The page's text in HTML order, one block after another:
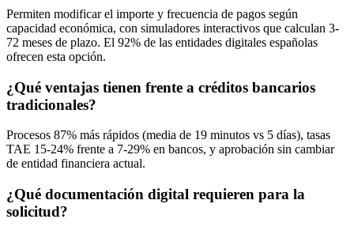
Permiten modificar el importe y frecuencia de pagos según
capacidad económica, con simuladores interactivos que calculan 3-
72 meses de plazo. El 92% de las entidades digitales españolas
ofrecen esta opción.
¿Qué ventajas tienen frente a créditos bancarios
tradicionales?
Procesos 87% más rápidos (media de 19 minutos vs 5 días), tasas
TAE 15-24% frente a 7-29% en bancos, y aprobación sin cambiar
de entidad financiera actual.
¿Qué documentación digital requieren para la
solicitud?